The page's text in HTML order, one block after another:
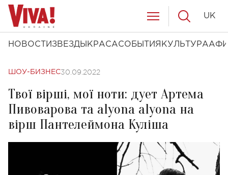
НОВОСТИ ЗВЕЗДЫ КРАСАСОБЫТИЯ КУЛЬТУРА
UK
ШОУ-БИЗНЕС30.09.2022
Твої вірші, мої ноти: дует Артема
Пивоварова та alyona alyona на
вірш Пантелеймона Куліша